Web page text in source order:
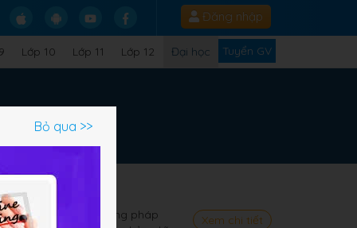
Đăng nhập
Lớp 10 Lớp 11 Lớp 12 Đại học Tuyển GV
Mác - Lênin
và yêu cầu về phương pháp
Xem chi tiết
Bỏ qua >>